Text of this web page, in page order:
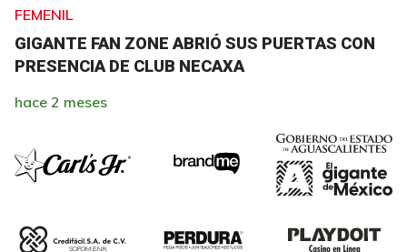
FEMENIL
GIGANTE FAN ZONE ABRIÓ SUS PUERTAS CON
PRESENCIA DE CLUB NECAXA
hace 2 meses